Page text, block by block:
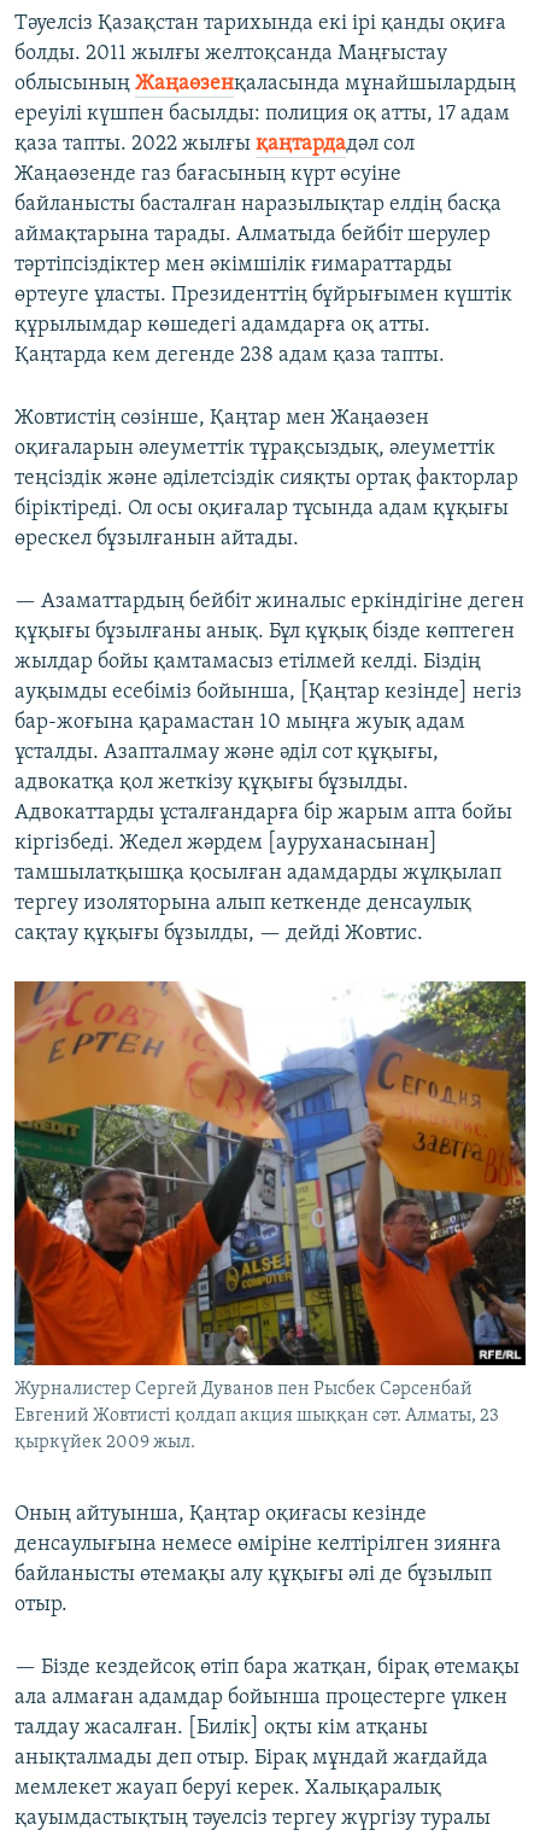
Тәуелсіз Қазақстан тарихында екі ірі қанды оқиға
болды. 2011 жылғы желтоқсанда Маңғыстау
облысының Жаңаөзенқаласында мұнайшылардың
ереуілі күшпен басылды: полиция оқ атты, 17 адам
қаза тапты. 2022 жылғы қаңтардадәл сол
Жаңаөзенде газ бағасының күрт өсуіне
байланысты басталған наразылықтар елдің басқа
аймақтарына тарады. Алматыда бейбіт шерулер
тәртіпсіздіктер мен әкімшілік ғимараттарды
өртеуге ұласты. Президенттің бұйрығымен күштік
құрылымдар көшедегі адамдарға оқ атты.
Қаңтарда кем дегенде 238 адам қаза тапты.
Жовтистің сөзінше, Қаңтар мен Жаңаөзен
оқиғаларын әлеуметтік тұрақсыздық, әлеуметтік
теңсіздік және әділетсіздік сияқты ортақ факторлар
біріктіреді. Ол осы оқиғалар тұсында адам құқығы
өрескел бұзылғанын айтады.
— Азаматтардың бейбіт жиналыс еркіндігіне деген
құқығы бұзылғаны анық. Бұл құқық бізде көптеген
жылдар бойы қамтамасыз етілмей келді. Біздің
ауқымды есебіміз бойынша, [Қаңтар кезінде] негіз
бар-жоғына қарамастан 10 мыңға жуық адам
ұсталды. Азапталмау және әділ сот құқығы,
адвокатқа қол жеткізу құқығы бұзылды.
Адвокаттарды ұсталғандарға бір жарым апта бойы
кіргізбеді. Жедел жәрдем [ауруханасынан]
тамшылатқышқа қосылған адамдарды жұлқылап
тергеу изоляторына алып кеткенде денсаулық
сақтау құқығы бұзылды, — дейді Жовтис.
Журналистер Сергей Дуванов пен Рысбек Сәрсенбай
Евгений Жовтисті қолдап акция шыққан сәт. Алматы, 23
қыркүйек 2009 жыл.
Оның айтуынша, Қаңтар оқиғасы кезінде
денсаулығына немесе өміріне келтірілген зиянға
байланысты өтемақы алу құқығы әлі де бұзылып
отыр.
— Бізде кездейсоқ өтіп бара жатқан, бірақ өтемақы
ала алмаған адамдар бойынша процестерге үлкен
талдау жасалған. [Билік] оқты кім атқаны
анықталмады деп отыр. Бірақ мұндай жағдайда
мемлекет жауап беруі керек. Халықаралық
қауымдастықтың тәуелсіз тергеу жүргізу туралы